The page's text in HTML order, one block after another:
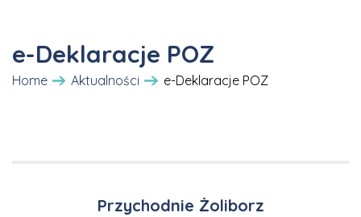
e-Deklaracje POZ
Home Aktualności e-Deklaracje POZ
Przychodnie Żoliborz